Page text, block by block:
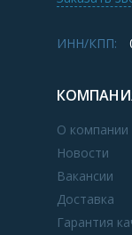
ИНН/КПП:
О компании
Новости
Вакансии
Доставка
Гарантия